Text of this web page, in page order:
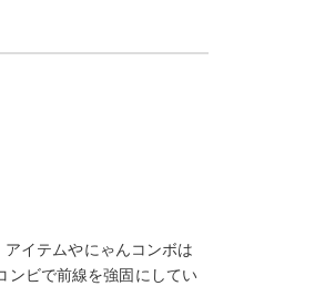
イテムやにゃんコンボは
ンビで前線を強固にしてい